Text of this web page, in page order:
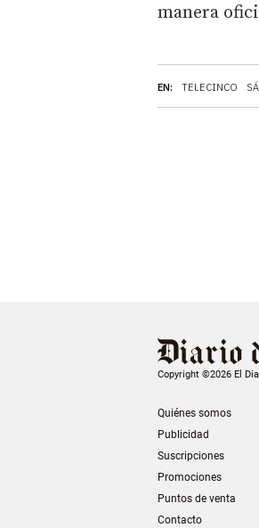
EN: TELECINCO
manera
Copyright ©2026 El
Quiénes somos
Publicidad
Suscripciones
Promociones
Puntos de venta
Contacto